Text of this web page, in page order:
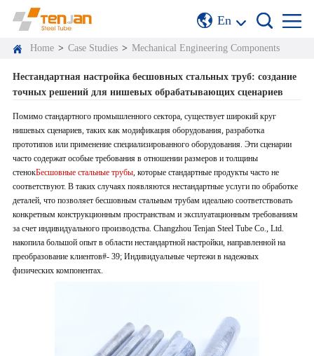
En
Home > Case Studies > Mechanical Engineering Components
Нестандартная настройка бесшовных стальных труб: создание
точных решений для нишевых обрабатывающих сценариев
Помимо стандартного промышленного сектора, существует широкий круг
нишевых сценариев, таких как модификация оборудования, разработка
прототипов или применение специализированного оборудования. Эти сценарии
часто содержат особые требования в отношении размеров и толщины
стенокБесшовные стальные трубы, которые стандартные продукты часто не
соответствуют. В таких случаях появляются нестандартные услуги по обработке
деталей, что позволяет бесшовным стальным трубам идеально соответствовать
конкретным конструкционным пространствам и эксплуатационным требованиям
за счет индивидуального производства. Changzhou Tenjan Steel Tube Co., Ltd.
накопила большой опыт в области нестандартной настройки, направленной на
преобразование клиентов#- 39; Индивидуальные чертежи в надежных
физических компонентах.